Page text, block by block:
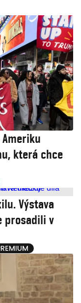
která chce
Výstava
prosadili v